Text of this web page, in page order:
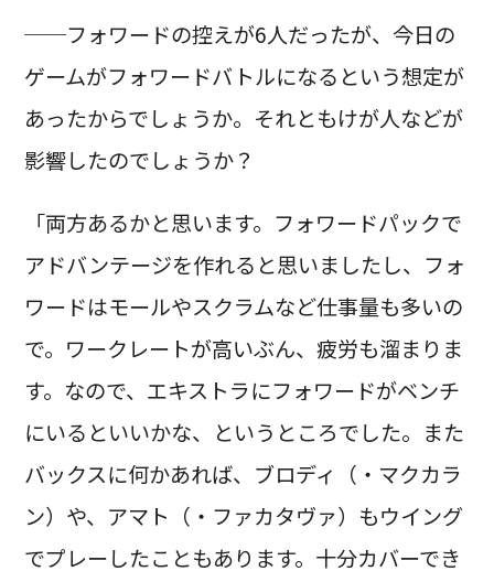
──フォワードの控えが6人だったが、今日の
ゲームがフォワードバトルになるという想定が
あったからでしょうか。それともけが人などが
影響したのでしょうか？
「両方あるかと思います。フォワードパックで
アドバンテージを作れると思いましたし、フォ
ワードはモールやスクラムなど仕事量も多いの
で。ワークレートが高いぶん、疲労も溜まりま
す。なので、エキストラにフォワードがベンチ
にいるといいかな、というところでした。また
バックスに何かあれば、ブロディ（・マクカラ
ン）や、アマト（・ファカタヴァ）もウイング
でプレーしたこともあります。十分カバーでき